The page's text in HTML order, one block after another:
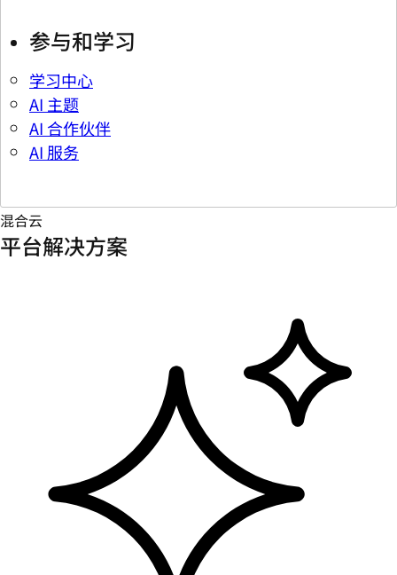
参与和学习
学习中心
AI 主题
AI 合作伙伴
AI 服务
混合云
平台解决方案